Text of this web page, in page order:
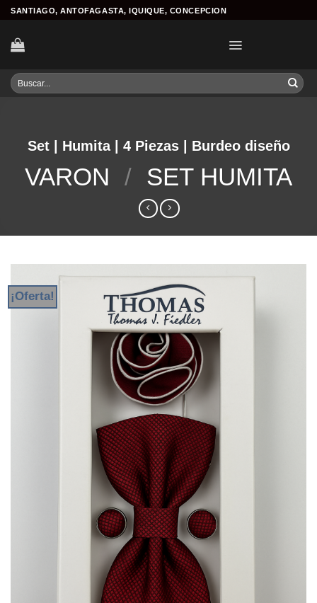
Skip
content
SANTIAGO, ANTOFAGASTA, IQUIQUE, CONCEPCION
Buscar
por:
Set | Humita | 4 Piezas | Burdeo diseño
VARON / SET HUMITA
¡Oferta!